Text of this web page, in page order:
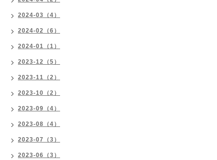
2024-03（4）
2024-02（6）
2024-01（1）
2023-12（5）
2023-11（2）
2023-10（2）
2023-09（4）
2023-08（4）
2023-07（3）
2023-06（3）